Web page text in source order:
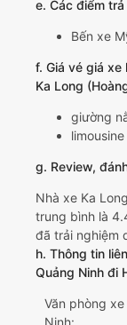
e. Các điểm
Bến xe
f. Giá vé giá xe
Ka Long
giường
g. Review,
Nhà xe Ka
trung bình là
đã trải nghiệm
h. Thông tin
Quảng Ninh đi
Văn phòng
Ninh: